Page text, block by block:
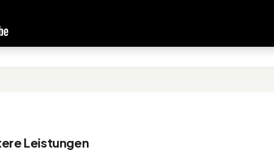
Leistungen